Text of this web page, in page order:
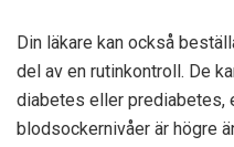
Din läkare kan också
del av en rutinkontroll. De
diabetes eller prediabetes,
blodsockernivåer är högre